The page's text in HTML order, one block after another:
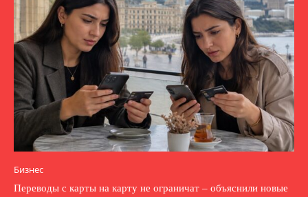
Бизнес
Переводы с карты на карту не ограничат – объяснили новые